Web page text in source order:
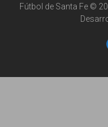
Fútbol de Santa Fe ©